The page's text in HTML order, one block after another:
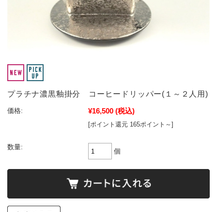
プラチナ濃黒釉掛分 コーヒードリッパー(１～２人用)
価格: ¥16,500 (税込)
[ポイント還元 165ポイント～]
数量:
個